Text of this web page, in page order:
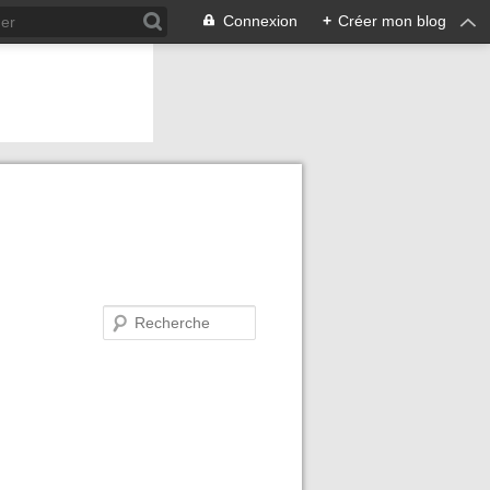
Connexion + Créer mon blog